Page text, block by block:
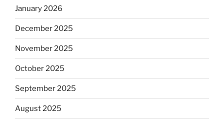
January 2026
December 2025
November 2025
October 2025
September 2025
August 2025